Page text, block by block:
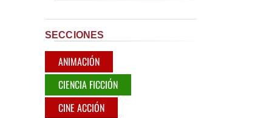
SECCIONES
ANIMACIÓN
CIENCIA FICCIÓN
CINE ACCIÓN